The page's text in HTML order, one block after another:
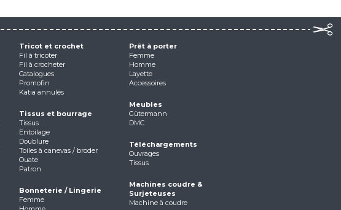
Tricot et crochet
Fil à tricoter
Fil à crocheter
Catalogues
Promofin
Katia annulés
Tissus et bourrage
Tissus
Entoilage
Doublure
Toiles à canevas / broder
Ouate
Patron
Bonneterie / Lingerie
Femme
Prêt à porter
Femme
Homme
Layette
Accessoires
Meubles
Gütermann
DMC
Téléchargements
Ouvrages
Tissus
Machines coudre &
Surjeteuses
Machine à coudre